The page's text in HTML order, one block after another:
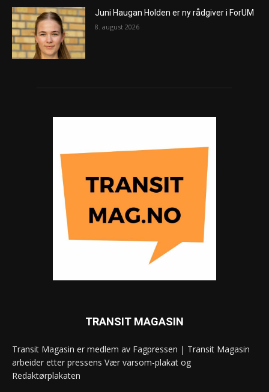
Juni Haugan Holden er ny rådgiver i ForUM
8. august 2026
TRANSIT MAGASIN
Transit Magasin er medlem av Fagpressen | Transit Magasin
arbeider etter pressens Vær varsom-plakat og
Redaktørplakaten